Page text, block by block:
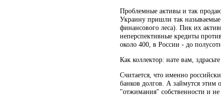
Проблемные активы и так
Украину пришли так
финансового леса). Пик их
неперспективные кредиты
около 400, в России - до
Как коллектор: нате вам, здрасьте
Считается, что именно
банков долгов. А займутся
"отжимания" собственности и